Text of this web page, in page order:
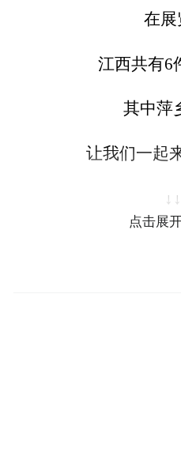
在展
江西共有6
其中萍
让我们一起
点击展